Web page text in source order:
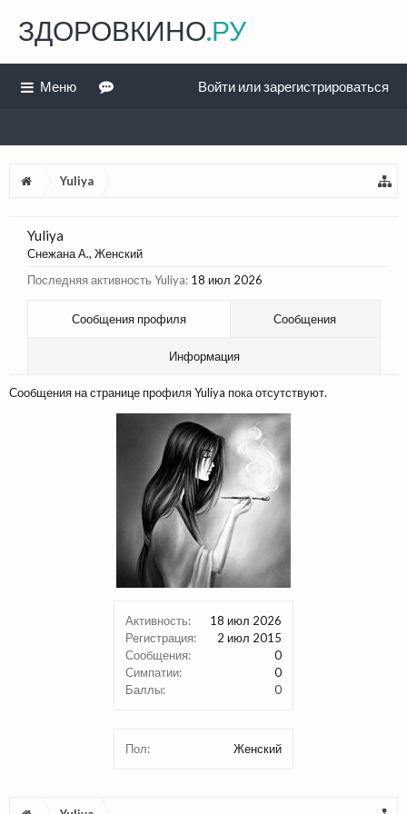
Yuliya
Активность:
18 июл 2026
Регистрация:
2 июл 2015
Сообщения:
0
Симпатии:
0
Баллы:
0
Пол: Женский
Yuliya
Снежана А., Женский
Последняя активность Yuliya: 18 июл 2026
Сообщения профиля Сообщения
Информация
Сообщения на странице профиля Yuliya пока отсутствуют.
ЗДОРОВКИНО.РУ
Меню Войти или зарегистрироваться